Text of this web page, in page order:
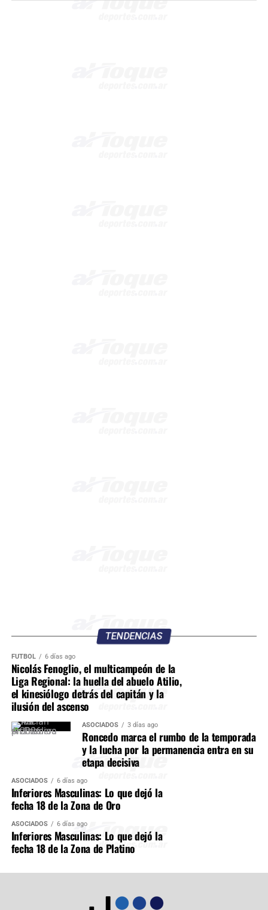
TENDENCIAS
FÚTBOL 6 días ago
Nicolás Fenoglio, el multicampeón de la
Liga Regional: la huella del abuelo Atilio,
el kinesiólogo detrás del capitán y la
ilusión del ascenso
ASOCIADOS 3 días ago
Roncedo marca el rumbo de la temporada
y la lucha por la permanencia entra en su
etapa decisiva
ASOCIADOS 6 días ago
Inferiores Masculinas: Lo que dejó la
fecha 18 de la Zona de Oro
ASOCIADOS 6 días ago
Inferiores Masculinas: Lo que dejó la
fecha 18 de la Zona de Platino